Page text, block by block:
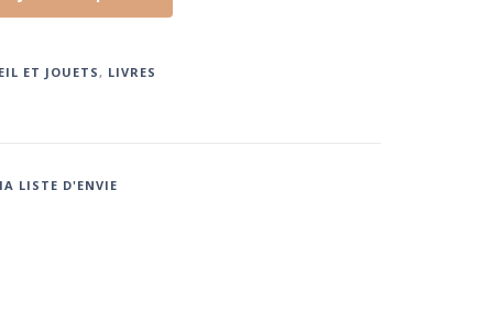
ET JOUETS, LIVRES
LISTE D'ENVIE